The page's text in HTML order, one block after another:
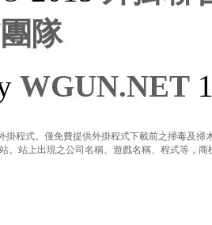
隊
WGUN.NET
式。僅免費提供外掛程式下載前之掃毒及掃
。站上出現之公司名稱、遊戲名稱、程式等，